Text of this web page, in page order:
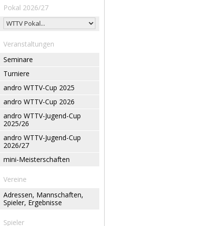
Pokal 2026/27
Veranstaltungen
Seminare
Turniere
andro WTTV-Cup 2025
andro WTTV-Cup 2026
andro WTTV-Jugend-Cup
2025/26
andro WTTV-Jugend-Cup
2026/27
mini-Meisterschaften
Vereine
Adressen, Mannschaften,
Spieler, Ergebnisse
Spieler